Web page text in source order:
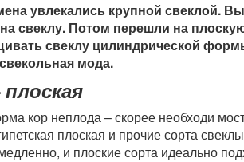
увлекались крупной свеклой.
свеклу. Потом перешли на
свеклу цилиндрической
мода.
кор неплода – скорее необходи
плоская и прочие сорта
и плоские сорта идеально